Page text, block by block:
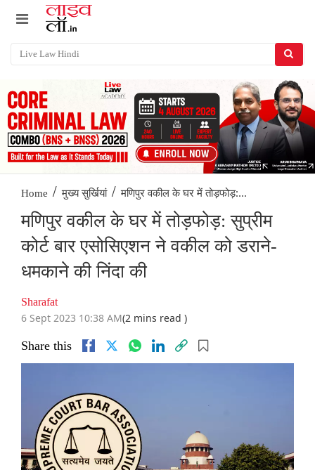
Home / मुख्य सुर्खियां / मणिपुर वकील के घर में तोड़फोड़:...
मणिपुर वकील के घर में तोड़फोड़: सुप्रीम
कोर्ट बार एसोसिएशन ने वकील को डराने-
धमकाने की निंदा की
Sharafat
6 Sept 2023 10:38 AM(2 mins read )
Share this